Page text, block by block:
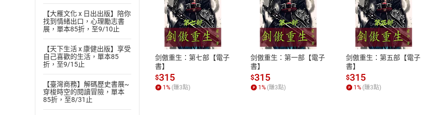
【大雁文化 x 日出出版】陪你
找到情緒出口，心理勵志書
展，單本85折，至9/10止
【天下生活 x 康健出版】享受
自己喜歡的生活，單本85
折，至9/15止
【臺灣商務】解碼歷史書展~
穿梭時空的閱讀冒險，單本
85折，至8/31止
付款方式
ATM轉帳、信用卡、LINE PAY、AFTEE
退換貨規範
本店是否提供消費者保護法七日猶
之權利，遽消費者保護法及通訊交
除權合理例外情事適用準則，依商
質各有不同規定。詳細退換貨說明
照各商品說明。
剑傲重生：第七部【電子
書】
$315
1 % (賺3點)
剑傲重生：第一部【電子
書】
$315
1 % (賺3點)
剑傲重生：第五部【電子
書】
$315
1 % (賺3點)